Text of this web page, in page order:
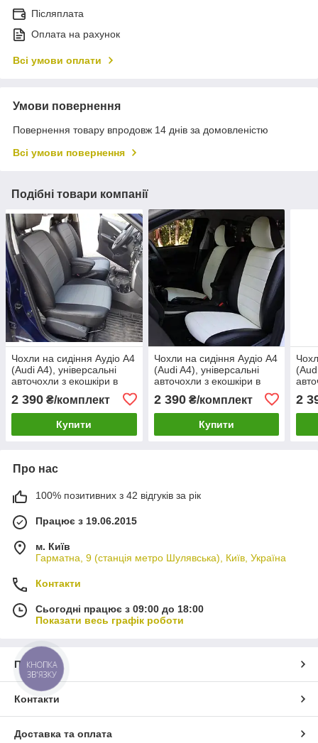
Післяплата
Оплата на рахунок
Всі умови оплати
Умови повернення
Повернення товару впродовж 14 днів за домовленістю
Всі умови повернення
Подібні товари компанії
Чохли на сидіння Аудіо А4
(Audi A4), універсальні
авточохли з екошкіри в
2 390 ₴/комплект
Купити
Чохли на сидіння Аудіо А4
(Audi A4), універсальні
авточохли з екошкіри в
2 390₴/комплект
Купити
2
Про нас
100% позитивних з 42 відгуків за рік
Працює з 19.06.2015
м. Київ
Гарматна, 9 (станція метро Шулявська), Київ, Україна
Контакти
Сьогодні працює з 09:00 до 18:00
Показати весь графік роботи
Про нас
Контакти
Доставка та оплата
КНОПКА
ЗВ'ЯЗКУ